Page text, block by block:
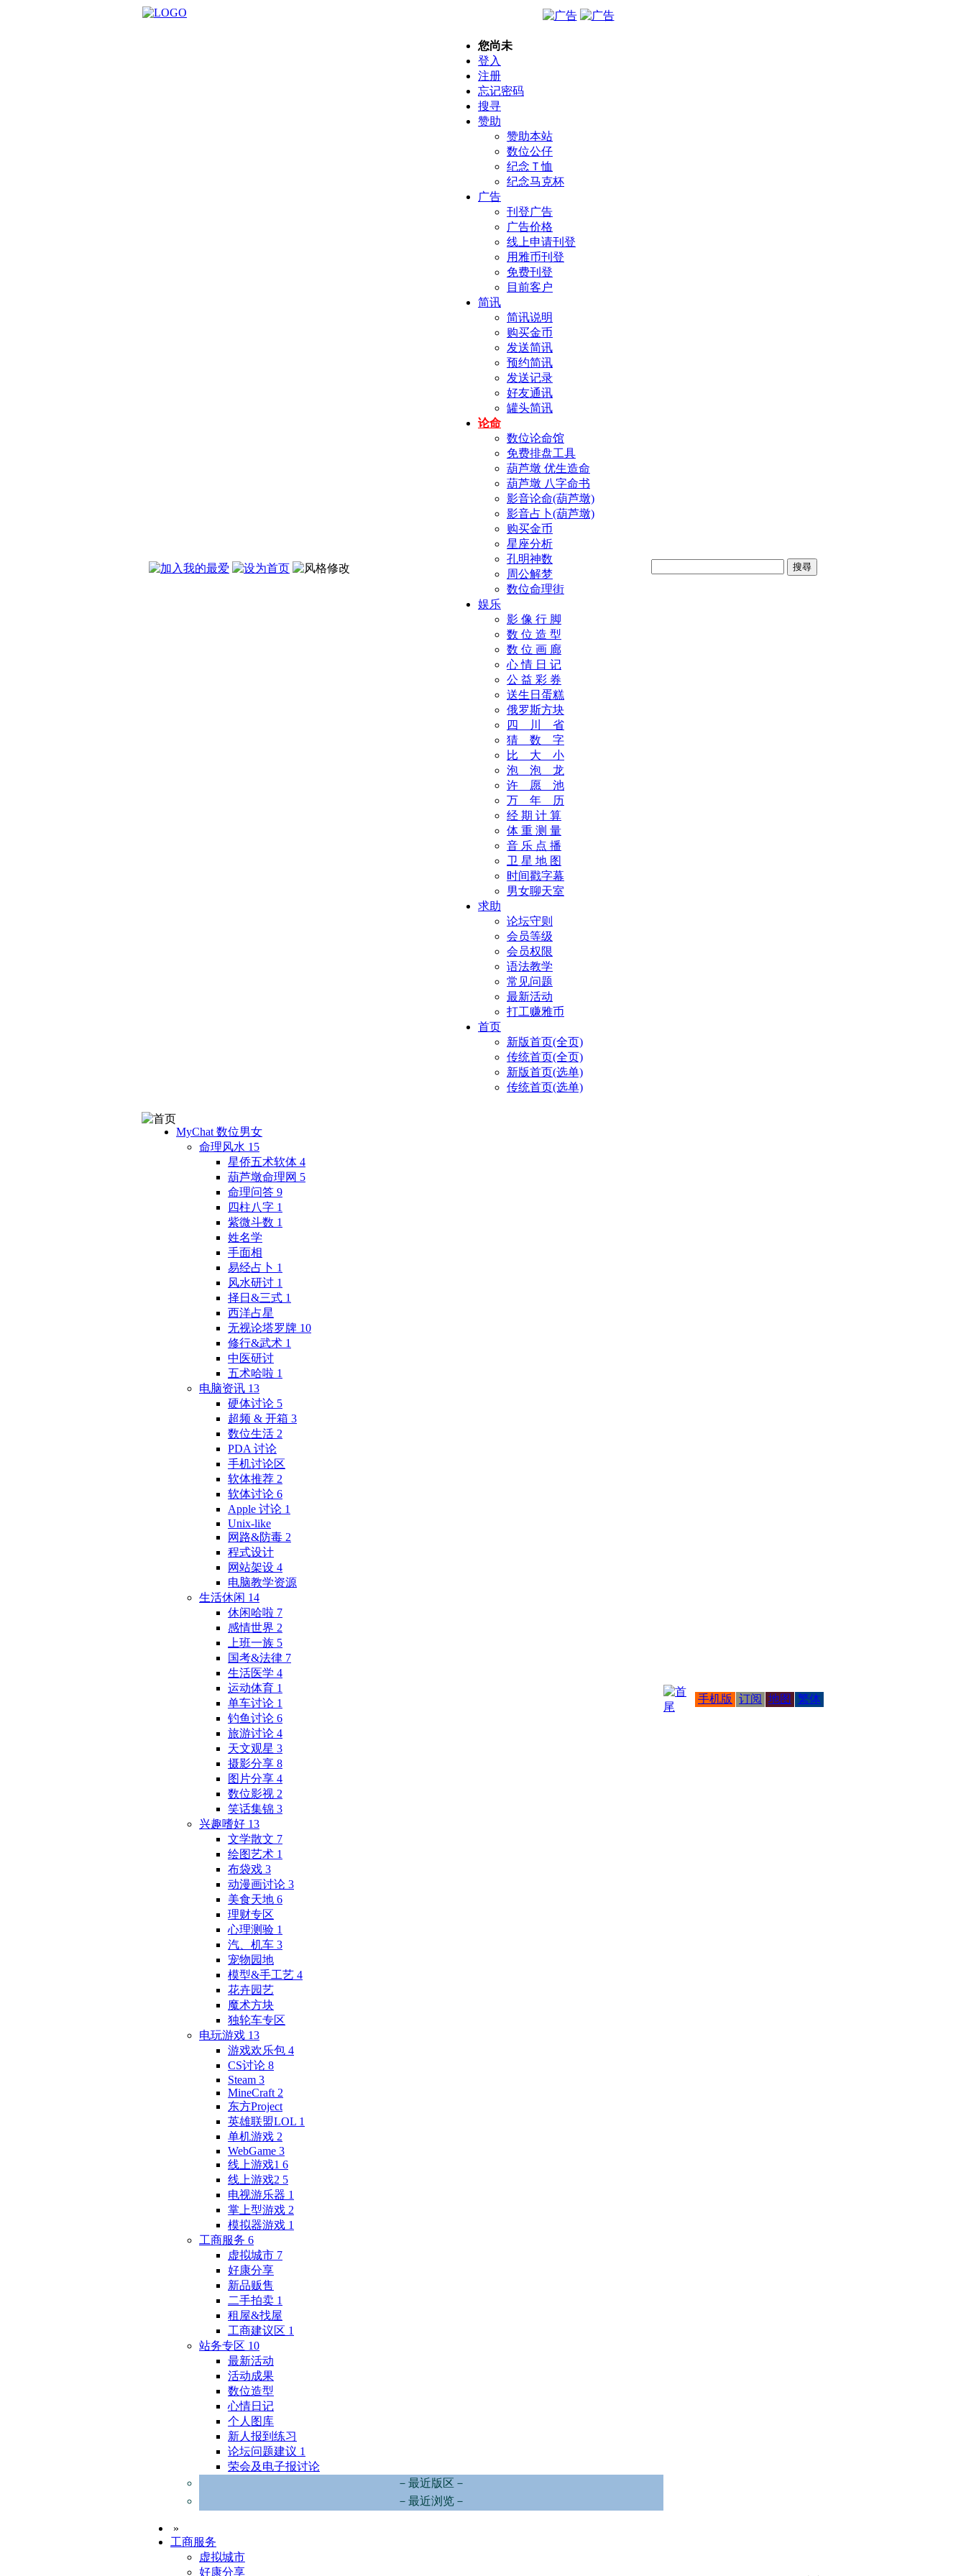
您尚未
登入
注册
忘记密码
搜寻
赞助
赞助本站
数位公仔
纪念Ｔ恤
纪念马克杯
广告
刊登广告
广告价格
线上申请刊登
用雅币刊登
免费刊登
目前客户
简讯
简讯说明
购买金币
发送简讯
预约简讯
发送记录
好友通讯
罐头简讯
论命
数位论命馆
免费排盘工具
葫芦墩 优生造命
葫芦墩 八字命书
影音论命(葫芦墩)
影音占卜(葫芦墩)
购买金币
星座分析
孔明神数
周公解梦
数位命理街
娱乐
影 像 行 脚
数 位 造 型
数 位 画 廊
心 情 日 记
公 益 彩 券
送生日蛋糕
俄罗斯方块
四 川 省
猜 数 字
比 大 小
泡 泡 龙
许 愿 池
万 年 历
经 期 计 算
体 重 测 量
音 乐 点 播
卫 星 地 图
时间戳字幕
男女聊天室
求助
论坛守则
会员等级
会员权限
语法教学
常见问题
最新活动
打工赚雅币
首页
新版首页(全页)
传统首页(全页)
新版首页(选单)
传统首页(选单)
MyChat 数位男女
命理风水 15
星侨五术软体 4
葫芦墩命理网 5
命理问答 9
四柱八字 1
紫微斗数 1
姓名学
手面相
易经占卜 1
风水研讨 1
择日&三式 1
西洋占星
无视论塔罗牌 10
修行&武术 1
中医研讨
五术哈啦 1
电脑资讯 13
硬体讨论 5
超频 & 开箱 3
数位生活 2
PDA 讨论
手机讨论区
软体推荐 2
软体讨论 6
Apple 讨论 1
Unix-like
网路&防毒 2
程式设计
网站架设 4
电脑教学资源
生活休闲 14
休闲哈啦 7
感情世界 2
上班一族 5
国考&法律 7
生活医学 4
运动体育 1
单车讨论 1
钓鱼讨论 6
旅游讨论 4
天文观星 3
摄影分享 8
图片分享 4
数位影视 2
笑话集锦 3
兴趣嗜好 13
文学散文 7
绘图艺术 1
布袋戏 3
动漫画讨论 3
美食天地 6
理财专区
心理测验 1
汽、机车 3
宠物园地
模型&手工艺 4
花卉园艺
魔术方块
独轮车专区
电玩游戏 13
游戏欢乐包 4
CS讨论 8
Steam 3
MineCraft 2
东方Project
英雄联盟LOL 1
单机游戏 2
WebGame 3
线上游戏1 6
线上游戏2 5
电视游乐器 1
掌上型游戏 2
模拟器游戏 1
工商服务 6
虚拟城市 7
好康分享
新品贩售
二手拍卖 1
租屋&找屋
工商建议区 1
站务专区 10
最新活动
活动成果
数位造型
心情日记
个人图库
新人报到练习
论坛问题建议 1
荣会及电子报讨论
－最近版区－
－最近浏览－
»
工商服务
虚拟城市
好康分享
手机版 订阅 地图 繁体